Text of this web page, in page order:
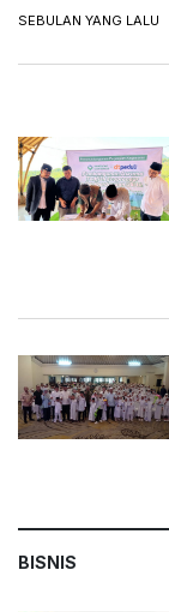
SEBULAN YANG LALU
BISNIS